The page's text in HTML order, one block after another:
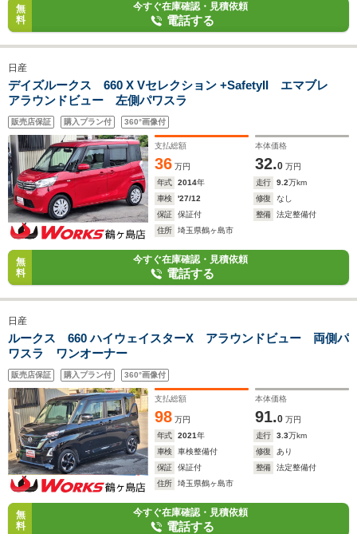
無
料
今すぐ在庫確認・見積依頼
電話する
日産
デイズルークス 660 X Vセレクション +SafetyII エマブレ
アラウンドビュー 左側パワスラ
販売店保証 購入プラン付 360°画像付
支払総額
36 万円
本体価格
32.0 万円
年式
2014年 走行 9.2万km
車検
'27/12 修復
なし
保証
保証付 整備
法定整備付
住所
埼玉県鶴ヶ島市
無
料
今すぐ在庫確認・見積依頼
電話する
日産
ルークス 660 ハイウェイスターX アラウンドビュー 両側パ
ワスラ ワンオーナー
販売店保証 購入プラン付 360°画像付
支払総額
98 万円
本体価格
91.0 万円
年式
2021年 走行 3.3万km
車検
車検整備付 修復
あり
保証
保証付 整備
法定整備付
住所
埼玉県鶴ヶ島市
無
料
今すぐ在庫確認・見積依頼
電話する